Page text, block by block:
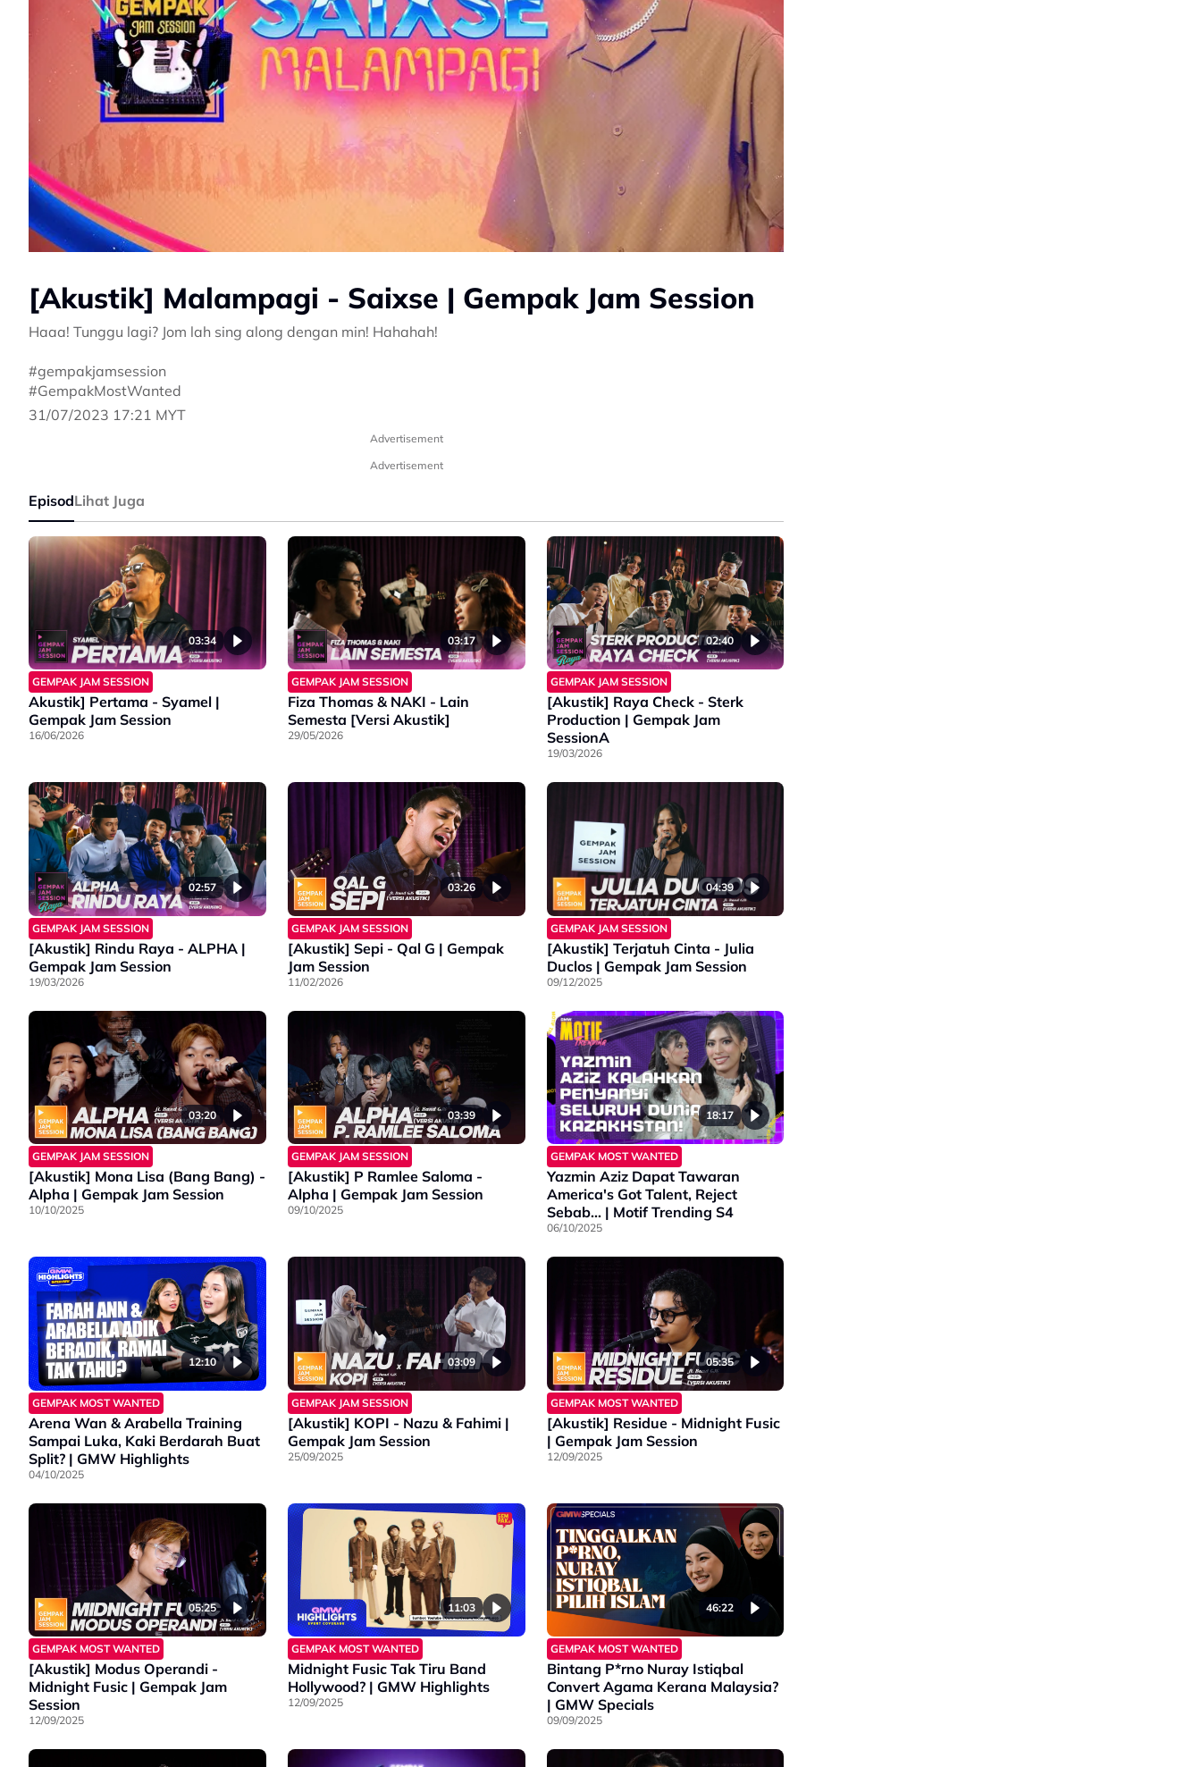
[Akustik] Malampagi - Saixse | Gempak Jam Session
Haaa! Tunggu lagi? Jom lah sing along dengan min! Hahahah!
#gempakjamsession
#GempakMostWanted
31/07/2023 17:21 MYT
Advertisement
Advertisement
EpisodLihat Juga
03:34
GEMPAK JAM SESSION
Akustik] Pertama - Syamel |
Gempak Jam Session
16/06/2026
03:17
GEMPAK JAM SESSION
Fiza Thomas & NAKI - Lain
Semesta [Versi Akustik]
29/05/2026
02:40
GEMPAK JAM SESSION
[Akustik] Raya Check - Sterk
Production | Gempak Jam
SessionA
19/03/2026
02:57
GEMPAK JAM SESSION
[Akustik] Rindu Raya - ALPHA |
Gempak Jam Session
19/03/2026
03:26
GEMPAK JAM SESSION
[Akustik] Sepi - Qal G | Gempak
Jam Session
11/02/2026
04:39
GEMPAK JAM SESSION
[Akustik] Terjatuh Cinta - Julia
Duclos | Gempak Jam Session
09/12/2025
03:20
GEMPAK JAM SESSION
[Akustik] Mona Lisa (Bang Bang) -
Alpha | Gempak Jam Session
10/10/2025
03:39
GEMPAK JAM SESSION
[Akustik] P Ramlee Saloma -
Alpha | Gempak Jam Session
09/10/2025
18:17
GEMPAK MOST WANTED
Yazmin Aziz Dapat Tawaran
America's Got Talent, Reject
Sebab... | Motif Trending S4
06/10/2025
12:10
GEMPAK MOST WANTED
Arena Wan & Arabella Training
Sampai Luka, Kaki Berdarah Buat
Split? | GMW Highlights
04/10/2025
03:09
GEMPAK JAM SESSION
[Akustik] KOPI - Nazu & Fahimi |
Gempak Jam Session
25/09/2025
05:35
GEMPAK MOST WANTED
[Akustik] Residue - Midnight Fusic
| Gempak Jam Session
12/09/2025
05:25
GEMPAK MOST WANTED
[Akustik] Modus Operandi -
Midnight Fusic | Gempak Jam
Session
12/09/2025
11:03
GEMPAK MOST WANTED
Midnight Fusic Tak Tiru Band
Hollywood? | GMW Highlights
12/09/2025
46:22
GEMPAK MOST WANTED
Bintang P*rno Nuray Istiqbal
Convert Agama Kerana Malaysia?
| GMW Specials
09/09/2025